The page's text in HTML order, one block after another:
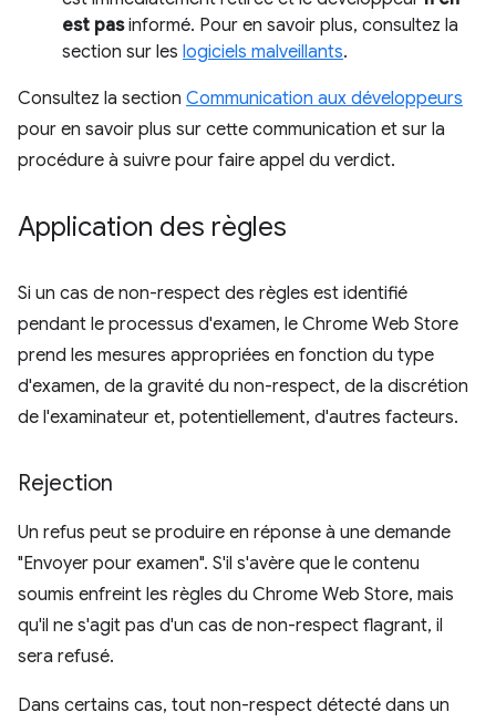
est pasinformé. Pour en savoir plus, consultez la
section sur les logiciels malveillants.
Consultez la section Communication aux développeurs
pour en savoir plus sur cette communication et sur la
procédure à suivre pour faire appel du verdict.
Application des règles
Si un cas de non-respect des règles est identifié
pendant le processus d'examen, le Chrome Web Store
prend les mesures appropriées en fonction du type
d'examen, de la gravité du non-respect, de la discrétion
de l'examinateur et, potentiellement, d'autres facteurs.
Rejection
Un refus peut se produire en réponse à une demande
"Envoyer pour examen". S'il s'avère que le contenu
soumis enfreint les règles du Chrome Web Store, mais
qu'il ne s'agit pas d'un cas de non-respect flagrant, il
sera refusé.
Dans certains cas, tout non-respect détecté dans un